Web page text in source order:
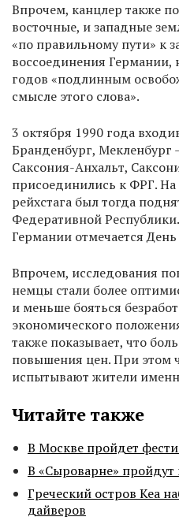
Впрочем, канцлер также
восточные, и западные
«по правильному пути» к
воссоединения Германии,
годов «подлинным
смысле этого слова».
3 октября 1990 года
Бранденбург,
Саксония-Анхальт,
присоединились к ФРГ.
рейхстага был тогда
Федеративной
Германии отмечается
Впрочем, исследования
немцы стали более
и меньше бояться
экономического
также показывает, что
повышения цен. При этом
испытывают жители
Читайте также
В Москве пройдет
В «Сыроварне»
Греческий остров Кеа
дайверов